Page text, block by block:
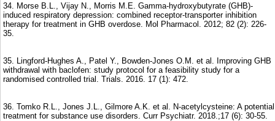
34. Morse B.L., Vijay N., Morris M.E. Gamma-hydroxybutyrate (GHB)-
induced respiratory depression: combined receptor-transporter inhibition
therapy for treatment in GHB overdose. Mol Pharmacol. 2012; 82 (2): 226-
35.
35. Lingford-Hughes A., Patel Y., Bowden-Jones O.M. et al. Improving GHB
withdrawal with baclofen: study protocol for a feasibility study for a
randomised controlled trial. Trials. 2016. 17 (1): 472.
36. Tomko R.L., Jones J.L., Gilmore A.K. et al. N-acetylcysteine: A potential
treatment for substance use disorders. Curr Psychiatr. 2018.;17 (6): 30-55.